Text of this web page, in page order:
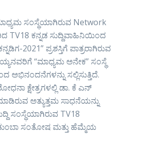
ಸಂಸ್ಥೆಯಾಗಿರುವ Network
TV18 ಕನ್ನಡ ಸುದ್ದಿವಾಹಿನಿಯಿಂದ
2021” ಪ್ರಶಸ್ತಿಗೆ ಪಾತ್ರರಾಗಿರುವ
“ಮಾಧ್ಯಮ ಅನೇಕ” ಸಂಸ್ಥೆ
ಅಭಿನಂದನೆಗಳನ್ನು ಸಲ್ಲಿಸುತ್ತಿದೆ.
ಕ್ಷೇತ್ರಗಳಲ್ಲಿ ಡಾ. ಕೆ ಎನ್
ಅತ್ಯುತ್ತಮ ಸಾಧನೆಯನ್ನು
ಸಂಸ್ಥೆಯಾಗಿರುವ TV18
ತುಂಬಾ ಸಂತೋಷ ಮತ್ತು ಹೆಮ್ಮೆಯ